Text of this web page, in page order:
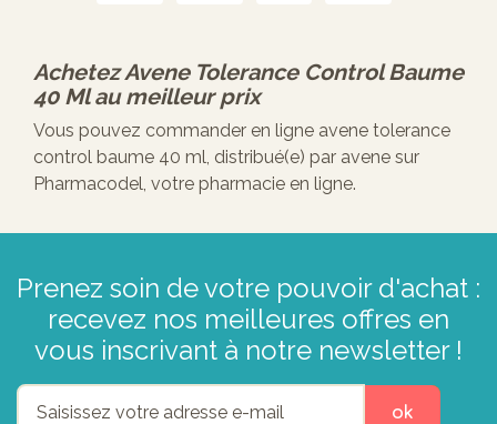
AchetezAvene Tolerance Control Baume
40 Mlau meilleur prix
Vous pouvez commander en ligne avene tolerance
control baume 40 ml, distribué(e) par avene sur
Pharmacodel, votre pharmacie en ligne.
Prenez soin de votre pouvoir d'achat :
recevez nos meilleures offres en
vous inscrivant à notre newsletter !
ok